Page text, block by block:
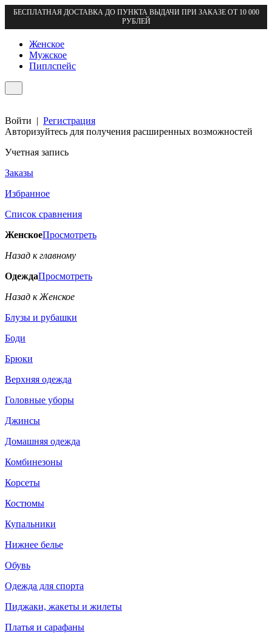
БЕСПЛАТНАЯ ДОСТАВКА ДО ПУНКТА ВЫДАЧИ ПРИ ЗАКАЗЕ ОТ 10 000
РУБЛЕЙ
Женское
Мужское
Пиплспейс
Войти | Регистрация
Авторизуйтесь для получения расширенных возможностей
Учетная запись
Заказы
Избранное
Список сравнения
ЖенскоеПросмотреть
Назад к главному
ОдеждаПросмотреть
Назад к Женское
Блузы и рубашки
Боди
Брюки
Верхняя одежда
Головные уборы
Джинсы
Домашняя одежда
Комбинезоны
Корсеты
Костюмы
Купальники
Нижнее белье
Обувь
Одежда для спорта
Пиджаки, жакеты и жилеты
Платья и сарафаны